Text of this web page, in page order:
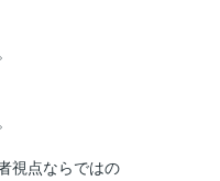
視点ならではの